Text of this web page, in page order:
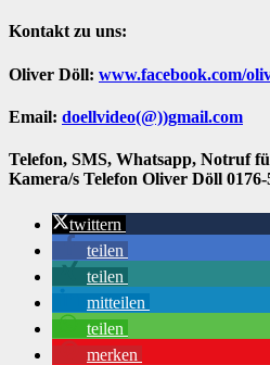
Kontakt zu uns:
Oliver Döll: www.facebook.com/
Email: doellvideo(@))gmail.com
Telefon, SMS, Whatsapp, Notruf
Kamera/s Telefon Oliver Döll 0176-
twittern
teilen
teilen
mitteilen
teilen
merken